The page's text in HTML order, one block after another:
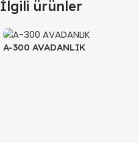
İlgili ürünler
A-300 AVADANLIK